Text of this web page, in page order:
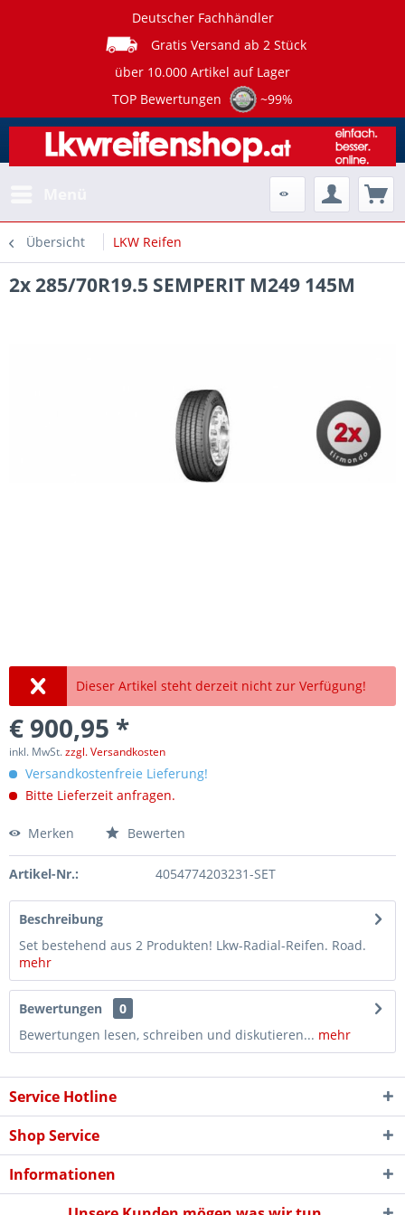
Deutscher Fachhändler
Gratis Versand ab 2 Stück
über 10.000 Artikel auf Lager
TOP Bewertungen
~99%
Übersicht LKW Reifen
2x 285/70R19.5 SEMPERIT M249 145M
Dieser Artikel steht derzeit nicht zur Verfügung!
€ 900,95 *
inkl. MwSt.zzgl. Versandkosten
Versandkostenfreie Lieferung!
Bitte Lieferzeit anfragen.
Merken Bewerten
Artikel-Nr.: 4054774203231-SET
Beschreibung
Set bestehend aus 2 Produkten! Lkw-Radial-Reifen. Road.
mehr
Bewertungen
0
Bewertungen lesen, schreiben und diskutieren... mehr
Service Hotline
Shop Service
Informationen